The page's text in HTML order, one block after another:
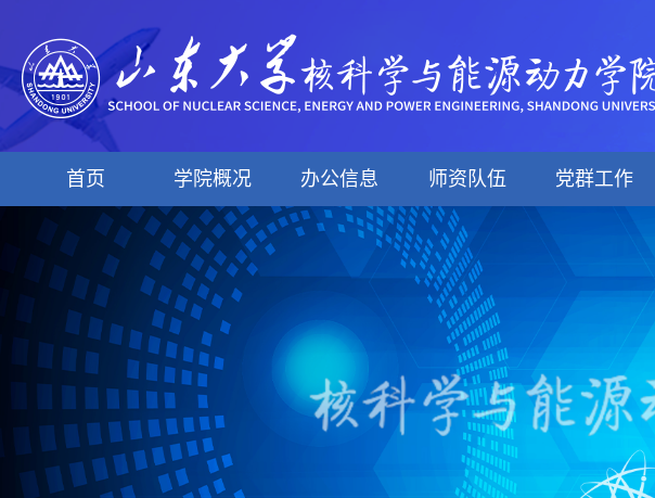
首页 学院概况 办公信息 师资队伍 党群工作